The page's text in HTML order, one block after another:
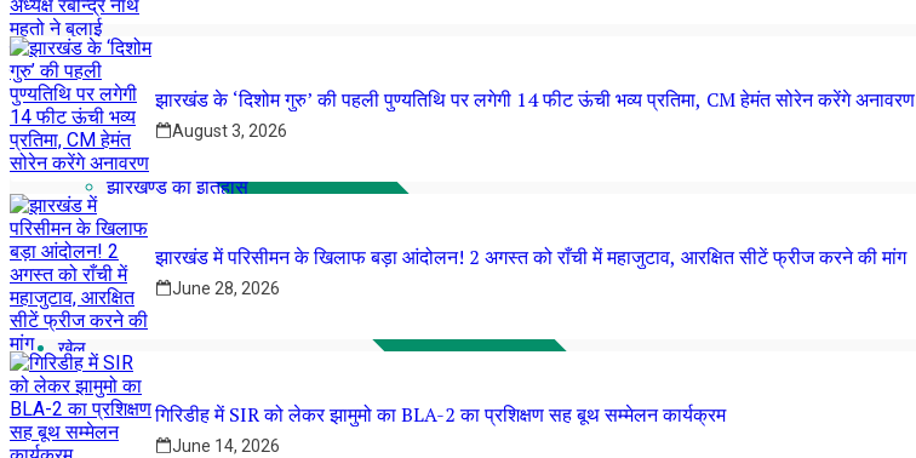
झारखण्ड का इतिहास
प्रमुख खबरे
आदिवासी
राजनीति
शिक्षा
व्यवसाय
पर्यटन
खेल
देश-दुनिया
मनोरंजन
सरकारी योजना
संपादकीय
झारखंड के ‘दिशोम गुरु’ की पहली पुण्यतिथि पर लगेगी 14 फीट ऊंची भव्य प्रतिमा, CM हेमंत सोरेन करेंगे अनावरण
August 3, 2026
झारखंड में परिसीमन के खिलाफ बड़ा आंदोलन! 2 अगस्त को राँची में महाजुटाव, आरक्षित सीटें फ्रीज करने की मांग
June 28, 2026
गिरिडीह में SIR को लेकर झामुमो का BLA-2 का प्रशिक्षण सह बूथ सम्मेलन कार्यक्रम
June 14, 2026